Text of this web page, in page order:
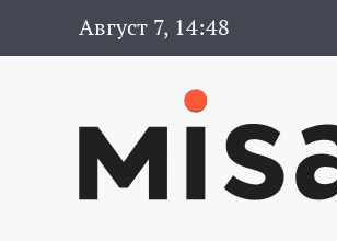
Август 7, 14:48